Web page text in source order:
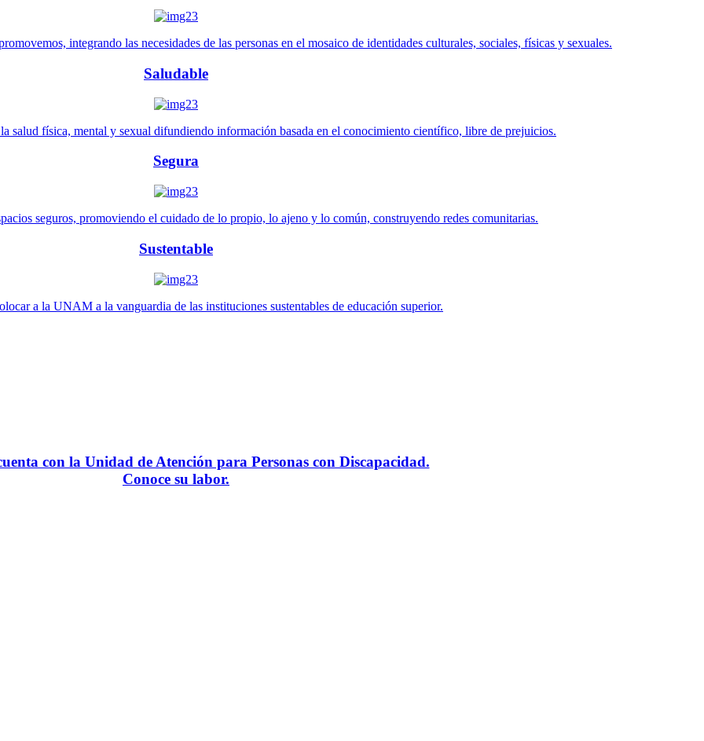
integrando las necesidades de las personas en el mosaico de identidades culturales, sociales, físicas y sexuales.
Saludable
salud física, mental y sexual difundiendo información basada en el conocimiento científico, libre de prejuicios.
Segura
seguros, promoviendo el cuidado de lo propio, lo ajeno y lo común, construyendo redes comunitarias.
Sustentable
a la UNAM a la vanguardia de las instituciones sustentables de educación superior.
con la Unidad de Atención para Personas con Discapacidad.
Conoce su labor.